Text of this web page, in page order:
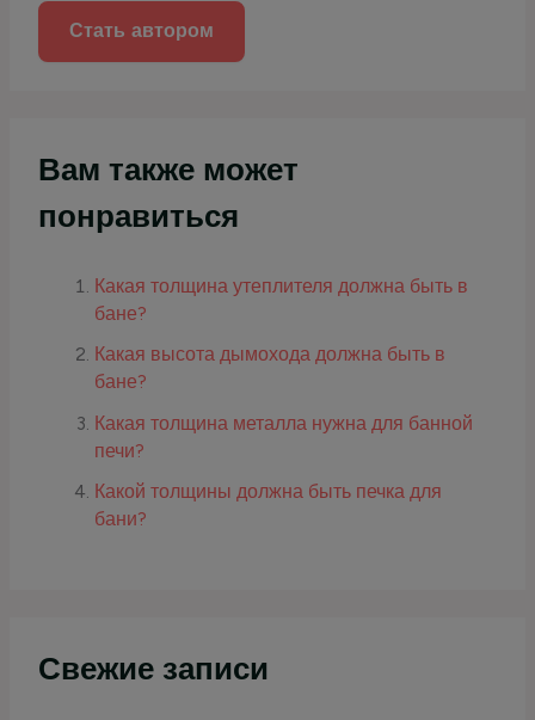
Стать автором
Вам также может
понравиться
Какая толщина утеплителя должна быть в
бане?
Какая высота дымохода должна быть в
бане?
Какая толщина металла нужна для банной
печи?
Какой толщины должна быть печка для
бани?
Свежие записи